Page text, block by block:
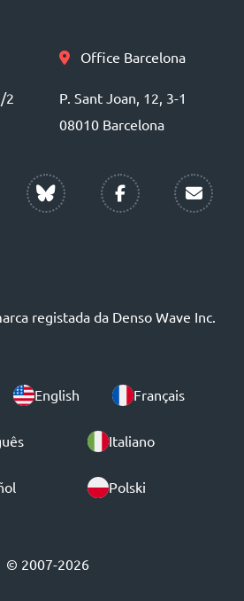
2
Office Barcelona
P. Sant Joan, 12, 3-1
08010 Barcelona
registada da Denso Wave Inc.
English Français
Italiano
Polski
© 2007-2026